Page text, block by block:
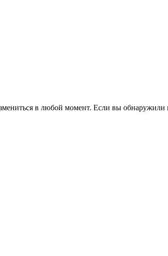
в любой момент. Если вы обнаружили